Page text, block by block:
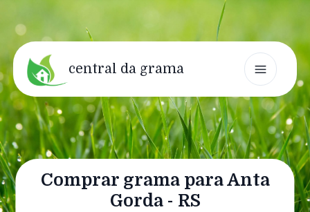
central da grama
Comprar grama para Anta
Gorda - RS